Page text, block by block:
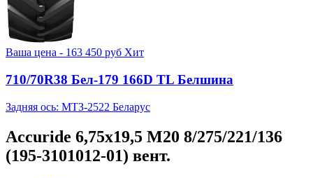
Ваша цена - 163 450 руб Хит
710/70R38 Бел-179 166D TL Белшина
Задняя ось: МТЗ-2522 Беларус
Accuride 6,75x19,5 M20 8/275/221/136
(195-3101012-01) вент.